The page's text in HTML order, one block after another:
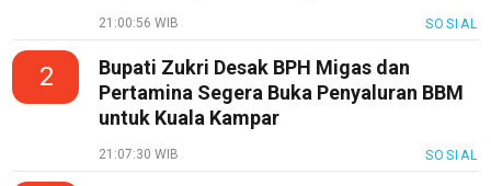
21:00:56 WIB SOSIAL
2
Bupati Zukri Desak BPH Migas dan
Pertamina Segera Buka Penyaluran BBM
untuk Kuala Kampar
21:07:30 WIB SOSIAL